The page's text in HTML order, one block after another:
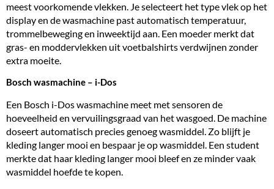
meest voorkomende vlekken. Je selecteert het type vlek op het
display en de wasmachine past automatisch temperatuur,
trommelbeweging en inweektijd aan. Een moeder merkt dat
gras- en moddervlekken uit voetbalshirts verdwijnen zonder
extra moeite.
Bosch wasmachine – i-Dos
Een Bosch i-Dos wasmachine meet met sensoren de
hoeveelheid en vervuilingsgraad van het wasgoed. De machine
doseert automatisch precies genoeg wasmiddel. Zo blijft je
kleding langer mooi en bespaar je op wasmiddel. Een student
merkte dat haar kleding langer mooi bleef en ze minder vaak
wasmiddel hoefde te kopen.